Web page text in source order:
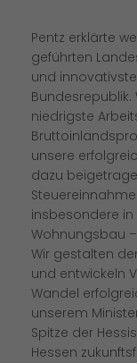
Pentz erklärte
geführten
und
niedrigste
unsere
dazu
insbesondere in
Wohnungsbau
Wir gestalten
und entwickeln
Wandel
unserem
Spitze der
Hessen